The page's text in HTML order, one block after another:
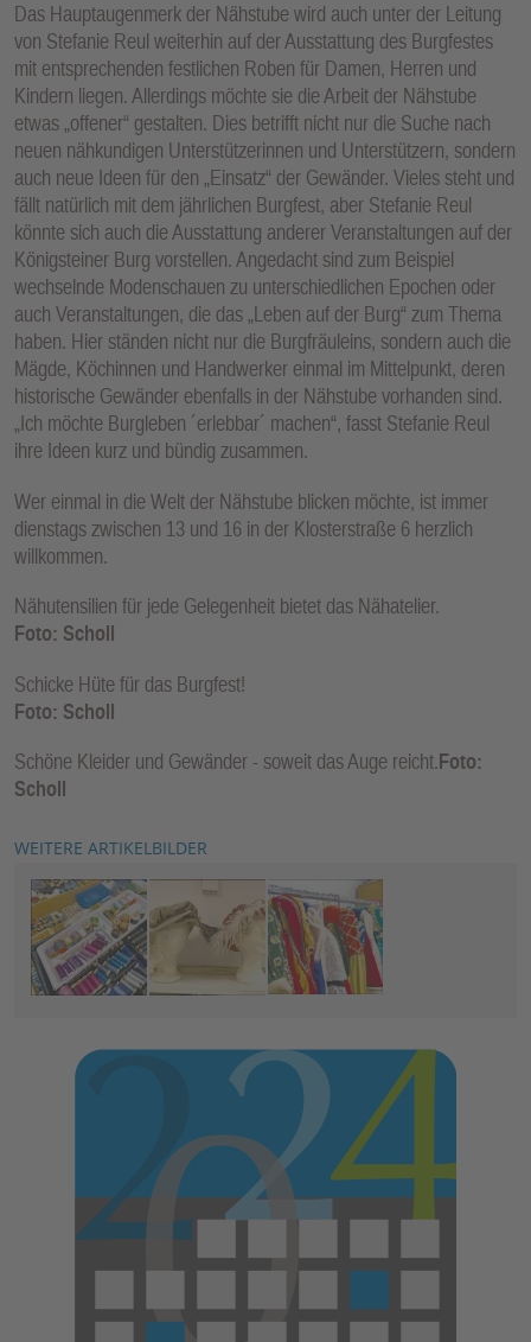
Das Hauptaugenmerk der Nähstube wird auch unter der Leitung
von Stefanie Reul weiterhin auf der Ausstattung des Burgfestes
mit entsprechenden festlichen Roben für Damen, Herren und
Kindern liegen. Allerdings möchte sie die Arbeit der Nähstube
etwas „offener“ gestalten. Dies betrifft nicht nur die Suche nach
neuen nähkundigen Unterstützerinnen und Unterstützern, sondern
auch neue Ideen für den „Einsatz“ der Gewänder. Vieles steht und
fällt natürlich mit dem jährlichen Burgfest, aber Stefanie Reul
könnte sich auch die Ausstattung anderer Veranstaltungen auf der
Königsteiner Burg vorstellen. Angedacht sind zum Beispiel
wechselnde Modenschauen zu unterschiedlichen Epochen oder
auch Veranstaltungen, die das „Leben auf der Burg“ zum Thema
haben. Hier ständen nicht nur die Burgfräuleins, sondern auch die
Mägde, Köchinnen und Handwerker einmal im Mittelpunkt, deren
historische Gewänder ebenfalls in der Nähstube vorhanden sind.
„Ich möchte Burgleben ´erlebbar´ machen“, fasst Stefanie Reul
ihre Ideen kurz und bündig zusammen.
Wer einmal in die Welt der Nähstube blicken möchte, ist immer
dienstags zwischen 13 und 16 in der Klosterstraße 6 herzlich
willkommen.
Nähutensilien für jede Gelegenheit bietet das Nähatelier.
Foto: Scholl
Schicke Hüte für das Burgfest!
Foto: Scholl
Schöne Kleider und Gewänder - soweit das Auge reicht.Foto:
Scholl
WEITERE ARTIKELBILDER